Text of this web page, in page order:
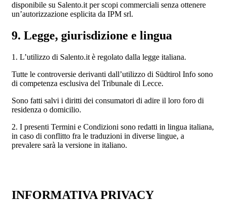
disponibile su Salento.it per scopi commerciali senza ottenere
un’autorizzazione esplicita da IPM srl.
9. Legge, giurisdizione e lingua
1. L’utilizzo di Salento.it è regolato dalla legge italiana.
Tutte le controversie derivanti dall’utilizzo di Südtirol Info sono
di competenza esclusiva del Tribunale di Lecce.
Sono fatti salvi i diritti dei consumatori di adire il loro foro di
residenza o domicilio.
2. I presenti Termini e Condizioni sono redatti in lingua italiana,
in caso di conflitto fra le traduzioni in diverse lingue, a
prevalere sarà la versione in italiano.
INFORMATIVA PRIVACY